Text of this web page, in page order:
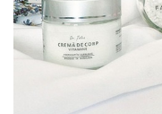
PREPARATE
Psoriazis